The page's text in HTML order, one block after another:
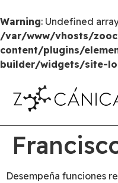
Warning: Undefined
/var/www/vhosts/
content/plugins/
builder/widgets/site-
Desempeña funciones